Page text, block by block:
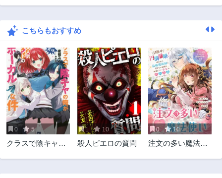
第5話 第4話
第3話
第1話
2年前
こちらもおすすめ
0 5
クラスで陰キャの
件
1 10
殺人ピエロの質問
0 10
注文の多い魔法使
魔術師に溺愛され